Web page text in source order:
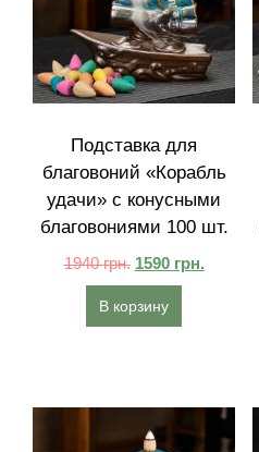
Подставка для
благовоний «Корабль
удачи» с конусными
благовониями 100 шт.
1940грн. 1590 грн.
В корзину